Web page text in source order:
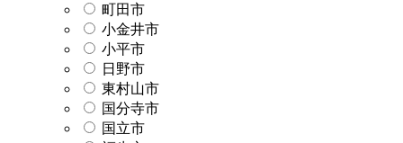
町田市
小金井市
小平市
日野市
東村山市
国分寺市
国立市